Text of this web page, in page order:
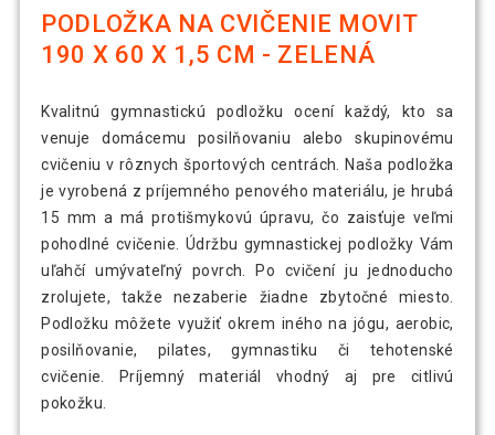
PODLOŽKA NA CVIČENIE MOVIT
190 X 60 X 1,5 CM - ZELENÁ
Kvalitnú gymnastickú podložku ocení každý, kto sa
venuje domácemu posilňovaniu alebo skupinovému
cvičeniu v rôznych športových centrách. Naša podložka
je vyrobená z príjemného penového materiálu, je hrubá
15 mm a má protišmykovú úpravu, čo zaisťuje veľmi
pohodlné cvičenie. Údržbu gymnastickej podložky Vám
uľahčí umývateľný povrch. Po cvičení ju jednoducho
zrolujete, takže nezaberie žiadne zbytočné miesto.
Podložku môžete využiť okrem iného na jógu, aerobic,
posilňovanie, pilates, gymnastiku či tehotenské
cvičenie. Príjemný materiál vhodný aj pre citlivú
pokožku.